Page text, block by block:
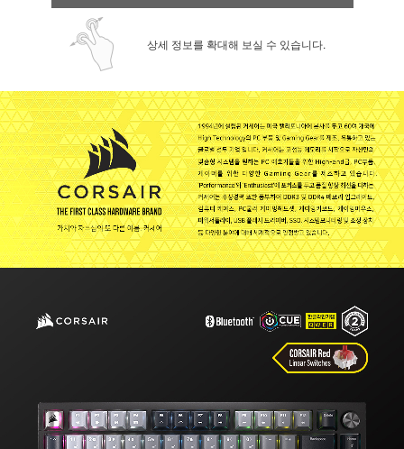
상세 정보를 확대해 보실 수 있습니다.